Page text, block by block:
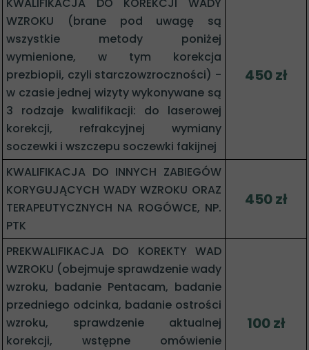
WZROKU (brane pod uwagę są
wszystkie metody poniżej
wymienione, w tym korekcja
prezbiopii, czyli starczowzroczności) -
w czasie jednej wizyty wykonywane są
3 rodzaje kwalifikacji: do laserowej
korekcji, refrakcyjnej wymiany
soczewki i wszczepu soczewki fakijnej
450 zł
KWALIFIKACJA DO INNYCH ZABIEGÓW
KORYGUJĄCYCH WADY WZROKU ORAZ
TERAPEUTYCZNYCH NA ROGÓWCE, NP.
PTK
450 zł
PREKWALIFIKACJA DO KOREKTY WAD
WZROKU (obejmuje sprawdzenie wady
wzroku, badanie Pentacam, badanie
przedniego odcinka, badanie ostrości
wzroku, sprawdzenie aktualnej
korekcji, wstępne omówienie
100 zł